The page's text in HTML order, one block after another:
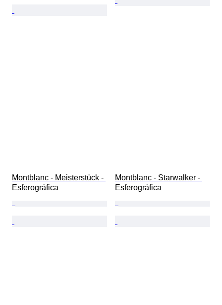
Montblanc - Meisterstück -
Esferográfica
Montblanc - Starwalker -
Esferográfica